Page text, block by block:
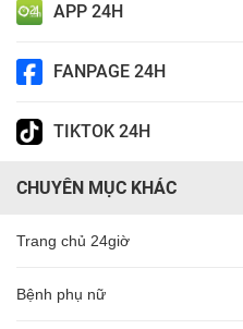
APP 24H
FANPAGE 24H
TIKTOK 24H
CHUYÊN MỤC KHÁC
Trang chủ 24giờ
Bệnh phụ nữ